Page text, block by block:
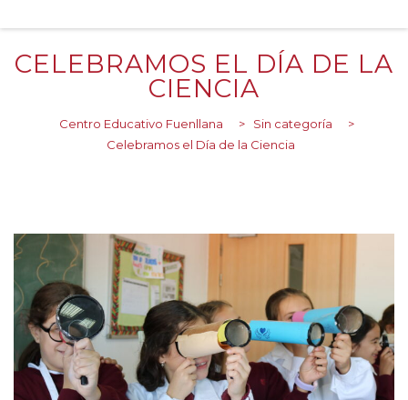
to
content
CELEBRAMOS EL DÍA DE LA
CIENCIA
Centro Educativo Fuenllana > Sin categoría
>
Celebramos el Día de la Ciencia